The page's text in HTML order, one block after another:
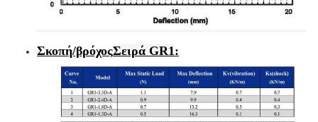
Σκοπή/βρόχοςΣειρά GR1 :